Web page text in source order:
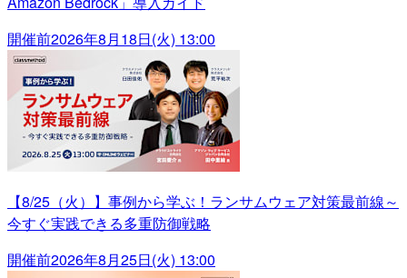
開催前2026年8月18日(火) 13:00
【8/25（火）】事例から学ぶ！ランサムウェア対策最前線～
今すぐ実践できる多重防御戦略
開催前2026年8月25日(火) 13:00